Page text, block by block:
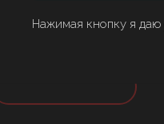
Нажимая кнопку я даю